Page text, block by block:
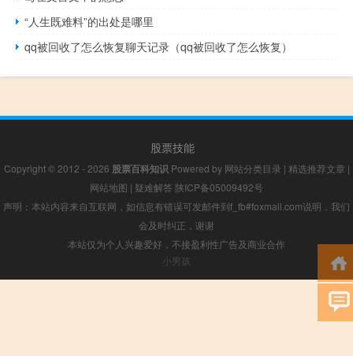
“人生既难料”的出处是哪里
qq被回收了怎么恢复聊天记录（qq被回收了怎么恢复）
股票技能
Copyright © 2012 - 2026 股票百科知识Powered by 网站分类目录 | 精选推荐文章 |
网站地图 | 疑难解答 陕ICP备05009492号
声明：本站内容来自互联网，如信息有错误可发邮件到f_fb#foxmail.com说明，我们
会及时纠正，谢谢
本站仅为个人兴趣爱好，不接盈利性广告及商业合作
小男孩